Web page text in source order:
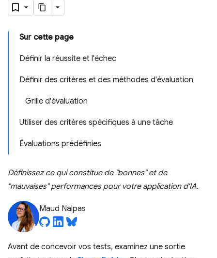
Sur cette page
Définir la réussite et l'échec
Définir des critères et des méthodes d'évaluation
Grille d'évaluation
Utiliser des critères spécifiques à une tâche
Évaluations prédéfinies
Définissez ce qui constitue de "bonnes" et de
"mauvaises" performances pour votre application d'IA.
Maud Nalpas
Avant de concevoir vos tests, examinez une sortie